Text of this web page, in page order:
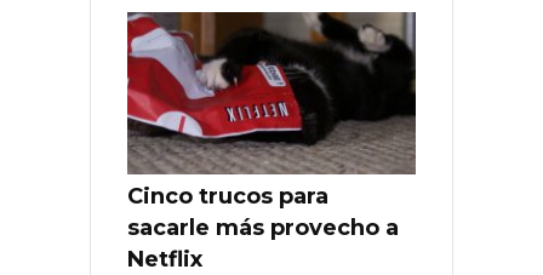
Cinco trucos para
sacarle más provecho a
Netflix